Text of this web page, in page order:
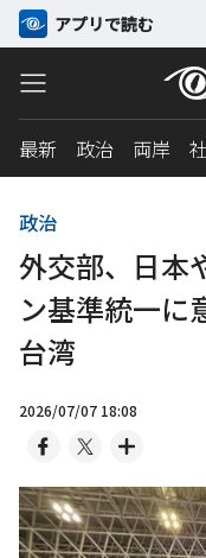
アプリで読む
最新 政治 両岸
政治
外交部、日本
ン基準統一
台湾
2026/07/07 18:08